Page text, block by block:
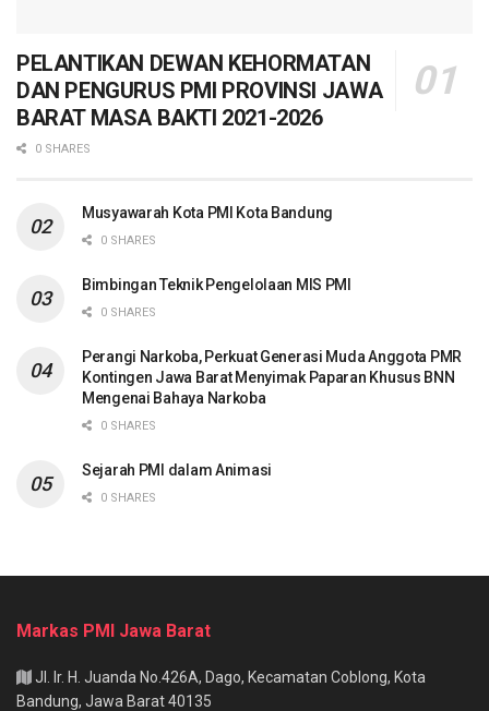
PELANTIKAN DEWAN KEHORMATAN
DAN PENGURUS PMI PROVINSI JAWA
BARAT MASA BAKTI 2021-2026
0 SHARES
Musyawarah Kota PMI Kota Bandung
0 SHARES
Bimbingan Teknik Pengelolaan MIS PMI
0 SHARES
Perangi Narkoba, Perkuat Generasi Muda Anggota PMR
Kontingen Jawa Barat Menyimak Paparan Khusus BNN
Mengenai Bahaya Narkoba
0 SHARES
Sejarah PMI dalam Animasi
0 SHARES
Markas PMI Jawa Barat
Jl. Ir. H. Juanda No.426A, Dago, Kecamatan Coblong, Kota
Bandung, Jawa Barat 40135